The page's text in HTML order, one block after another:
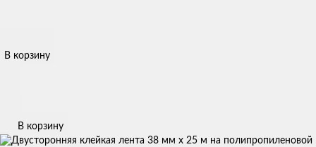
В корзину
В корзину